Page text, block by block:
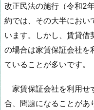
改正民法の施行（令和2
約では、その大半におい
います。しかし、賃貸借
の場合は家賃保証会社を
ていることが多いです。
家賃保証会社を利用せ
合、問題になることがあ